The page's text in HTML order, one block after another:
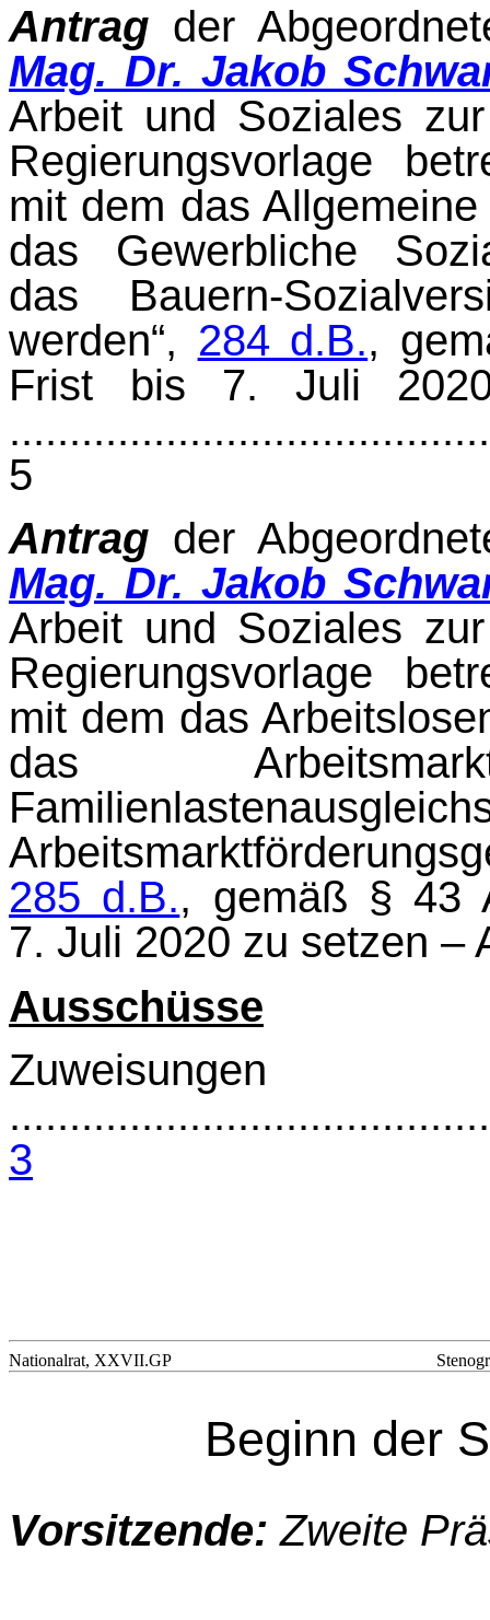
Antrag der
Mag. Dr. Jakob
Arbeit und Soziales
Regierungs­vorlage
mit dem das
das Gewerbliche
das Bauern-
werden“, 284 d.B.,
Frist bis 7. Juli
5
Antrag der
Mag. Dr. Jakob
Arbeit und Soziales
Regierungs­vorlage
mit dem das
das
285 d.B., ge­mäß § 43
7. Juli 2020 zu setzen –
Ausschüsse
Zuweisungen
3
Nationalrat, XXVII.GP
Beginn der
Vorsitzende:Zweite